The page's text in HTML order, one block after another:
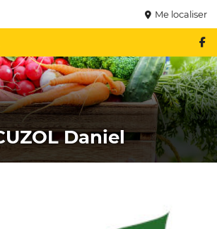
Me localiser
Daniel